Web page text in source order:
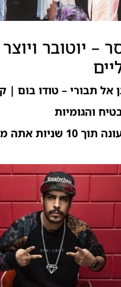
– יוטובר
אל תבורי – טודו בום |
והגומיות
אתה מקבל 100 ש״ח!